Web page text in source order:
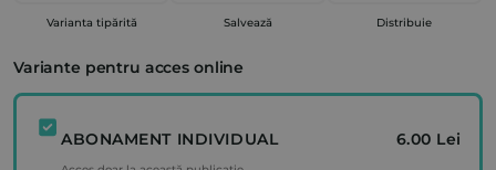
Varianta tipărită Salvează Distribuie
Variante pentru acces online
ABONAMENT INDIVIDUAL 6.00 Lei